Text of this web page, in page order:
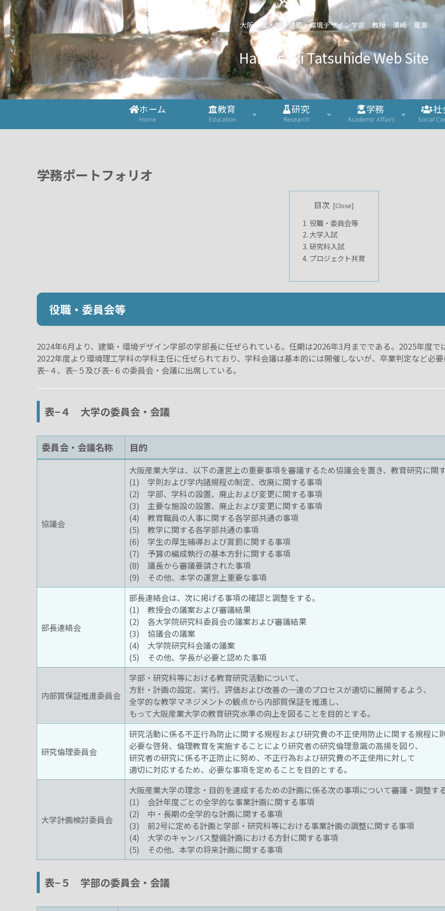
大阪産業大学 建築・環境デザイン学部 教授 濱崎 竜英
Hamasaki Tatsuhide Web Site
ホーム
Home
教育
Education
研究
Research
学務
Academic Affairs
社
Social
学務ポートフォリオ
目次
役職・委員会等
大学入試
研究科入試
プロジェクト共育
役職・委員会等
2024年6月より、建築・環境デザイン学部の学部長に任ぜられている。任期は2026年3月までである。2025年度
2022年度より環境理工学科の学科主任に任ぜられており、学科会議は基本的には開催しないが、卒業判定など必
表−４、表−５及び表−６の委員会・会議に出席している。
表−４ 大学の委員会・会議
委員会・会議名称 目的
協議会
大阪産業大学は、以下の運営上の重要事項を審議するため協議会を置き、教育研究に関
(1) 学則および学内諸規程の制定、改廃に関する事項
(2) 学部、学科の設置、廃止および変更に関する事項
(3) 主要な施設の設置、廃止および変更に関する事項
(4) 教育職員の人事に関する各学部共通の事項
(5) 教学に関する各学部共通の事項
(6) 学生の厚生補導および賞罰に関する事項
(7) 予算の編成執行の基本方針に関する事項
(8) 議長から審議要請された事項
(9) その他、本学の運営上重要な事項
部長連絡会
部長連絡会は、次に掲げる事項の確認と調整をする。
(1) 教授会の議案および審議結果
(2) 各大学院研究科委員会の議案および審議結果
(3) 協議会の議案
(4) 大学院研究科会議の議案
(5) その他、学長が必要と認めた事項
内部質保証推進委員会
学部・研究科等における教育研究活動について、
方針・計画の設定、実行、評価および改善の一連のプロセスが適切に展開するよう、
全学的な教学マネジメントの観点から内部質保証を推進し、
もって大阪産業大学の教育研究水準の向上を図ることを目的とする。
研究倫理委員会
研究活動に係る不正行為防止に関する規程および研究費の不正使用防止に関する規程に
必要な啓発、倫理教育を実施することにより研究者の研究倫理意識の高揚を図り、
研究者の研究に係る不正防止に努め、不正行為および研究費の不正使用に対して
適切に対応するため、必要な事項を定めることを目的とする。
大学計画検討委員会
大阪産業大学の理念・目的を達成するための計画に係る次の事項について審議・調整す
(1) 会計年度ごとの全学的な事業計画に関する事項
(2) 中・長期の全学的な計画に関する事項
(3) 前2号に定める計画と学部・研究科等における事業計画の調整に関する事項
(4) 大学のキャンパス整備計画における方針に関する事項
(5) その他、本学の将来計画に関する事項
表−５ 学部の委員会・会議